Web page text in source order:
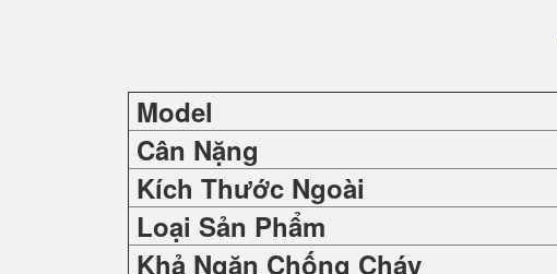
Model
Cân Nặng
Kích Thước Ngoài
Loại Sản Phẩm
Khả Ngăn Chống Cháy